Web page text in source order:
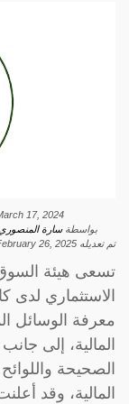
17, 2024
بواسطةسارة المنصوري
تم تعديله 26, 2025
تسعى هيئة
الاستثماري لدى
معرفة الوسائل
المالية، إلى
الصحيحة
المالية، وقد